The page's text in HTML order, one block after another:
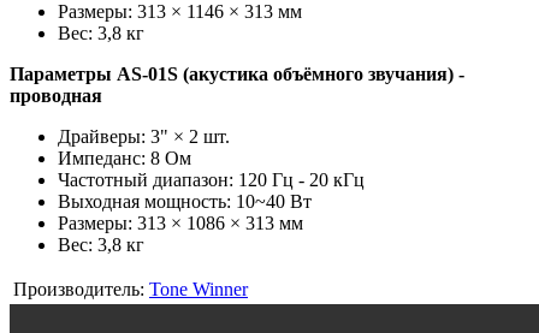
Размеры: 313 × 1146 × 313 мм
Вес: 3,8 кг
Параметры AS-01S (акустика объёмного звучания) -
проводная
Драйверы: 3" × 2 шт.
Импеданс: 8 Ом
Частотный диапазон: 120 Гц - 20 кГц
Выходная мощность: 10~40 Вт
Размеры: 313 × 1086 × 313 мм
Вес: 3,8 кг
Производитель: Tone Winner